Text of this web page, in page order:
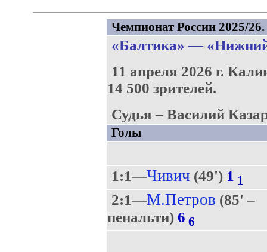
Чемпионат России 2025/
«Балтика» —
11 апреля 2026 г.
14 500 зрителей.
Судья – Василий
Голы
1:1—Чивич (49') 1 1
2:1—М.Петров (85' –
пенальти) 6 6